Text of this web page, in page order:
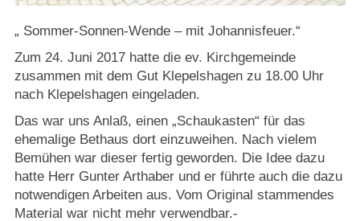
Bine ați venit în Strasburg (Uckermark)
Online-Bewerbungen
Sprache/Language
„ Sommer-Sonnen-Wende – mit Johannisfeuer.“
Zum 24. Juni 2017 hatte die ev. Kirchgemeinde
zusammen mit dem Gut Klepelshagen zu 18.00 Uhr
nach Klepelshagen eingeladen.
Das war uns Anlaß, einen „Schaukasten“ für das
ehemalige Bethaus dort einzuweihen. Nach vielem
Bemühen war dieser fertig geworden. Die Idee dazu
hatte Herr Gunter Arthaber und er führte auch die dazu
notwendigen Arbeiten aus. Vom Original stammendes
Material war nicht mehr verwendbar.-